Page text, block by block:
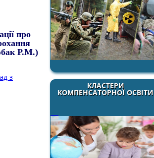
КЛАСТЕРИ
КОМПЕНСАТОРНОЇ ОСВІТИ
про
Р.М.)
з